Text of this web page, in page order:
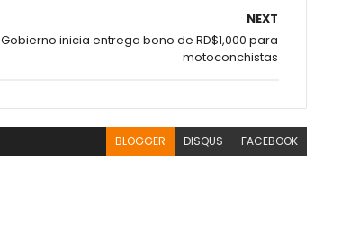
NEXT
Gobierno inicia entrega bono de RD$1,000 para
motoconchistas
BLOGGER DISQUS FACEBOOK